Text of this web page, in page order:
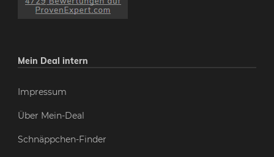
Mein Deal intern
Impressum
Über Mein-Deal
Schnäppchen-Finder